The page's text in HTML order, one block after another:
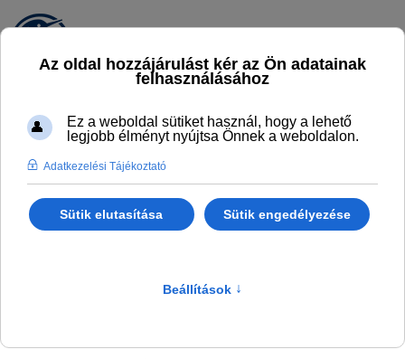
ULTRA TISZA-TÓ 130 2022.07.2-3.
ULTRA TISZA-TÓ 130 - 2022.07.2-3.